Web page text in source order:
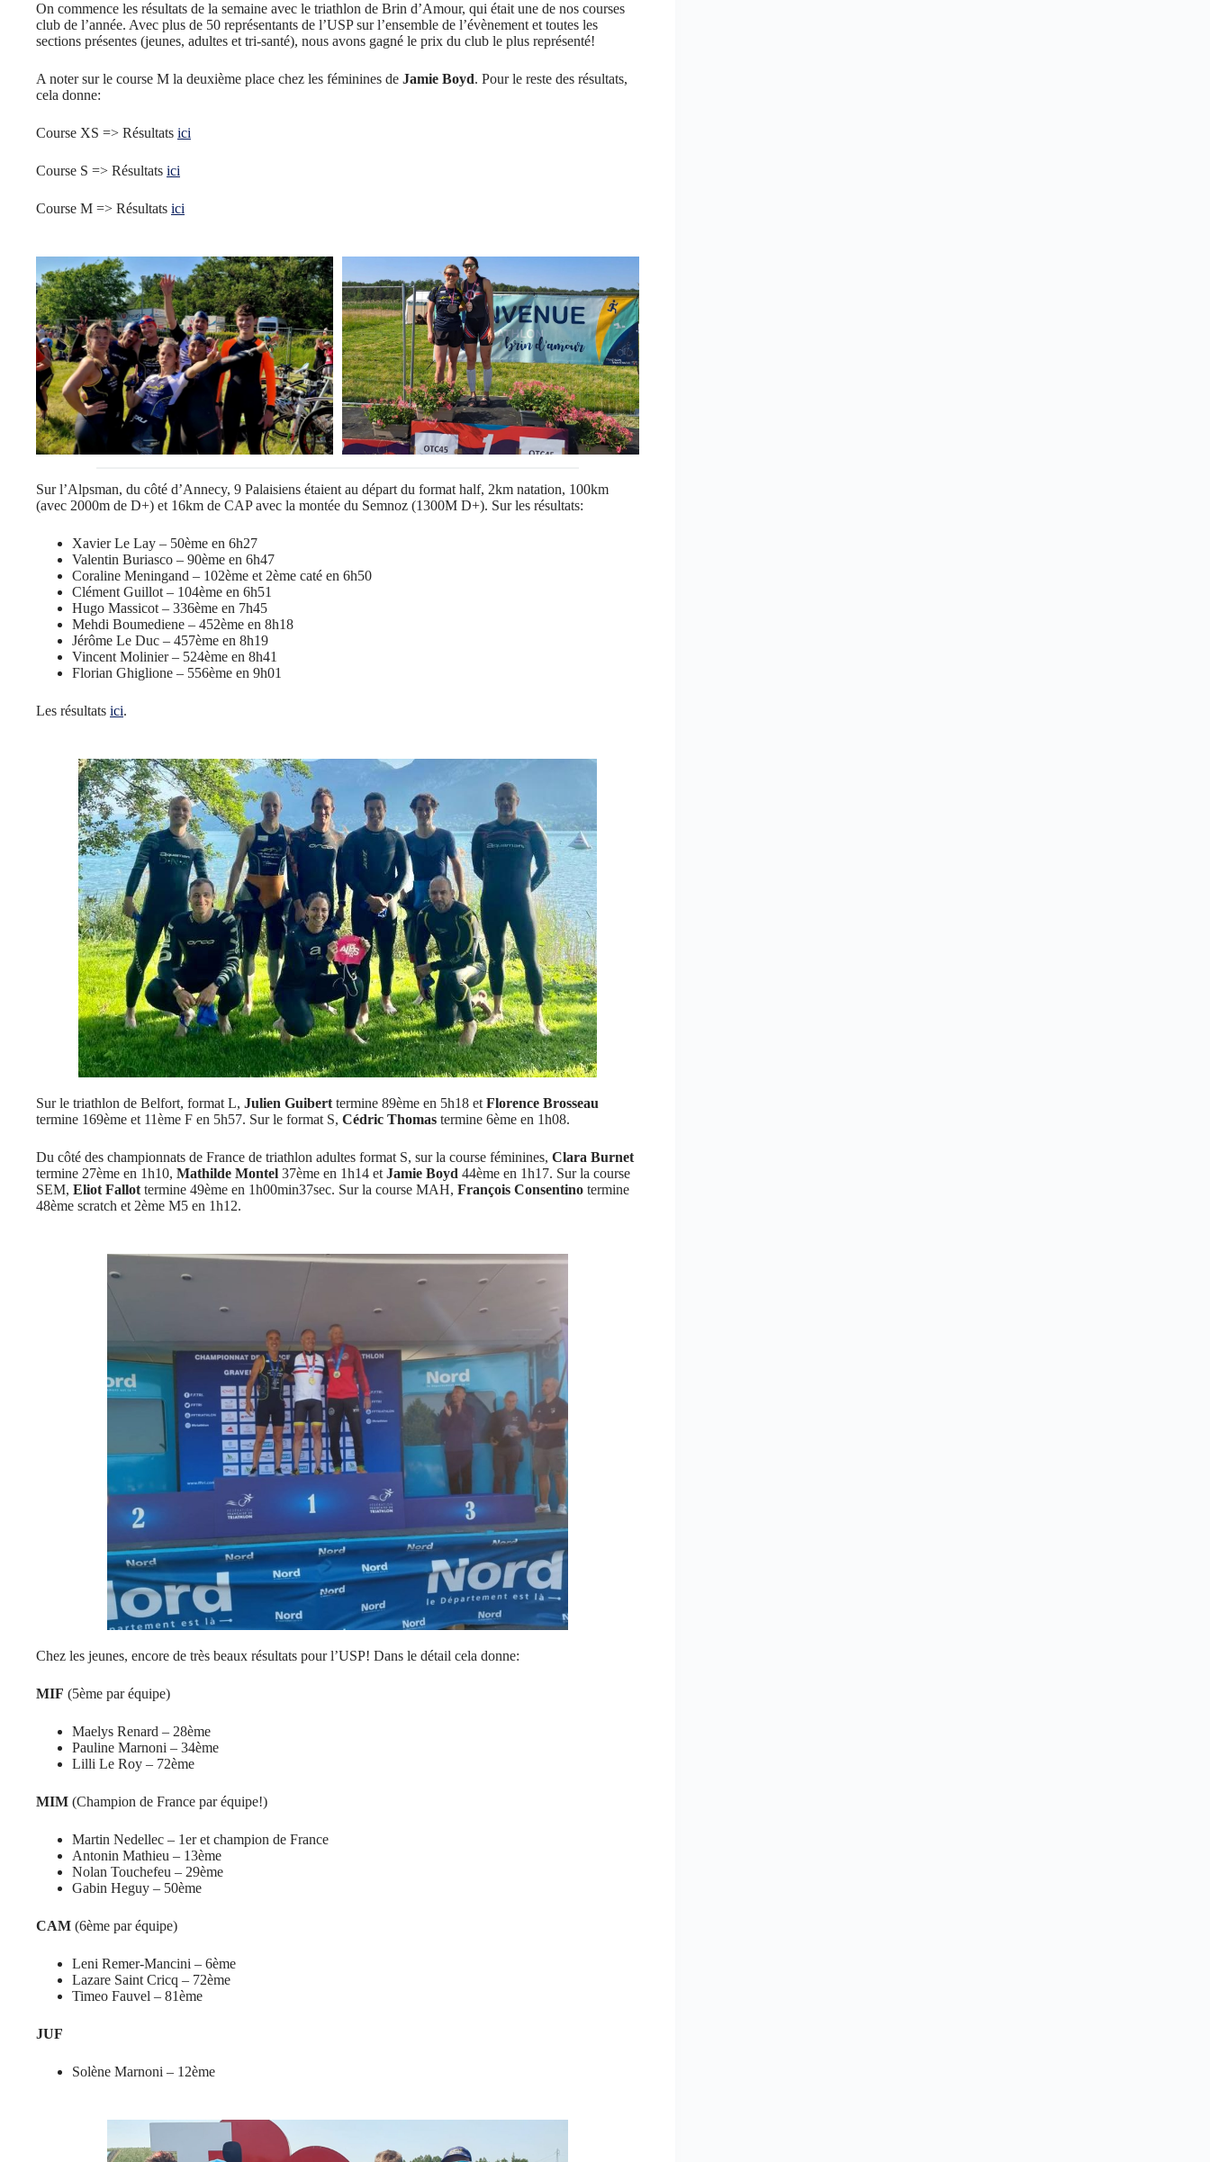
On commence les résultats de la semaine avec le triathlon de Brin d’Amour, qui était une de nos courses
club de l’année. Avec plus de 50 représentants de l’USP sur l’ensemble de l’évènement et toutes les
sections présentes (jeunes, adultes et tri-santé), nous avons gagné le prix du club le plus représenté!
A noter sur le course M la deuxième place chez les féminines de Jamie Boyd. Pour le reste des résultats,
cela donne:
Course XS => Résultats ici
Course S => Résultats ici
Course M => Résultats ici
Sur l’Alpsman, du côté d’Annecy, 9 Palaisiens étaient au départ du format half, 2km natation, 100km
(avec 2000m de D+) et 16km de CAP avec la montée du Semnoz (1300M D+). Sur les résultats:
Xavier Le Lay – 50ème en 6h27
Valentin Buriasco – 90ème en 6h47
Coraline Meningand – 102ème et 2ème caté en 6h50
Clément Guillot – 104ème en 6h51
Hugo Massicot – 336ème en 7h45
Mehdi Boumediene – 452ème en 8h18
Jérôme Le Duc – 457ème en 8h19
Vincent Molinier – 524ème en 8h41
Florian Ghiglione – 556ème en 9h01
Les résultats ici.
Sur le triathlon de Belfort, format L, Julien Guibert termine 89ème en 5h18 et Florence Brosseau
termine 169ème et 11ème F en 5h57. Sur le format S, Cédric Thomas termine 6ème en 1h08.
Du côté des championnats de France de triathlon adultes format S, sur la course féminines, Clara Burnet
termine 27ème en 1h10, Mathilde Montel 37ème en 1h14 et Jamie Boyd 44ème en 1h17. Sur la course
SEM, Eliot Fallot termine 49ème en 1h00min37sec. Sur la course MAH, François Consentino termine
48ème scratch et 2ème M5 en 1h12.
Chez les jeunes, encore de très beaux résultats pour l’USP! Dans le détail cela donne:
MIF (5ème par équipe)
Maelys Renard – 28ème
Pauline Marnoni – 34ème
Lilli Le Roy – 72ème
MIM (Champion de France par équipe!)
Martin Nedellec – 1er et champion de France
Antonin Mathieu – 13ème
Nolan Touchefeu – 29ème
Gabin Heguy – 50ème
CAM (6ème par équipe)
Leni Remer-Mancini – 6ème
Lazare Saint Cricq – 72ème
Timeo Fauvel – 81ème
JUF
Solène Marnoni – 12ème